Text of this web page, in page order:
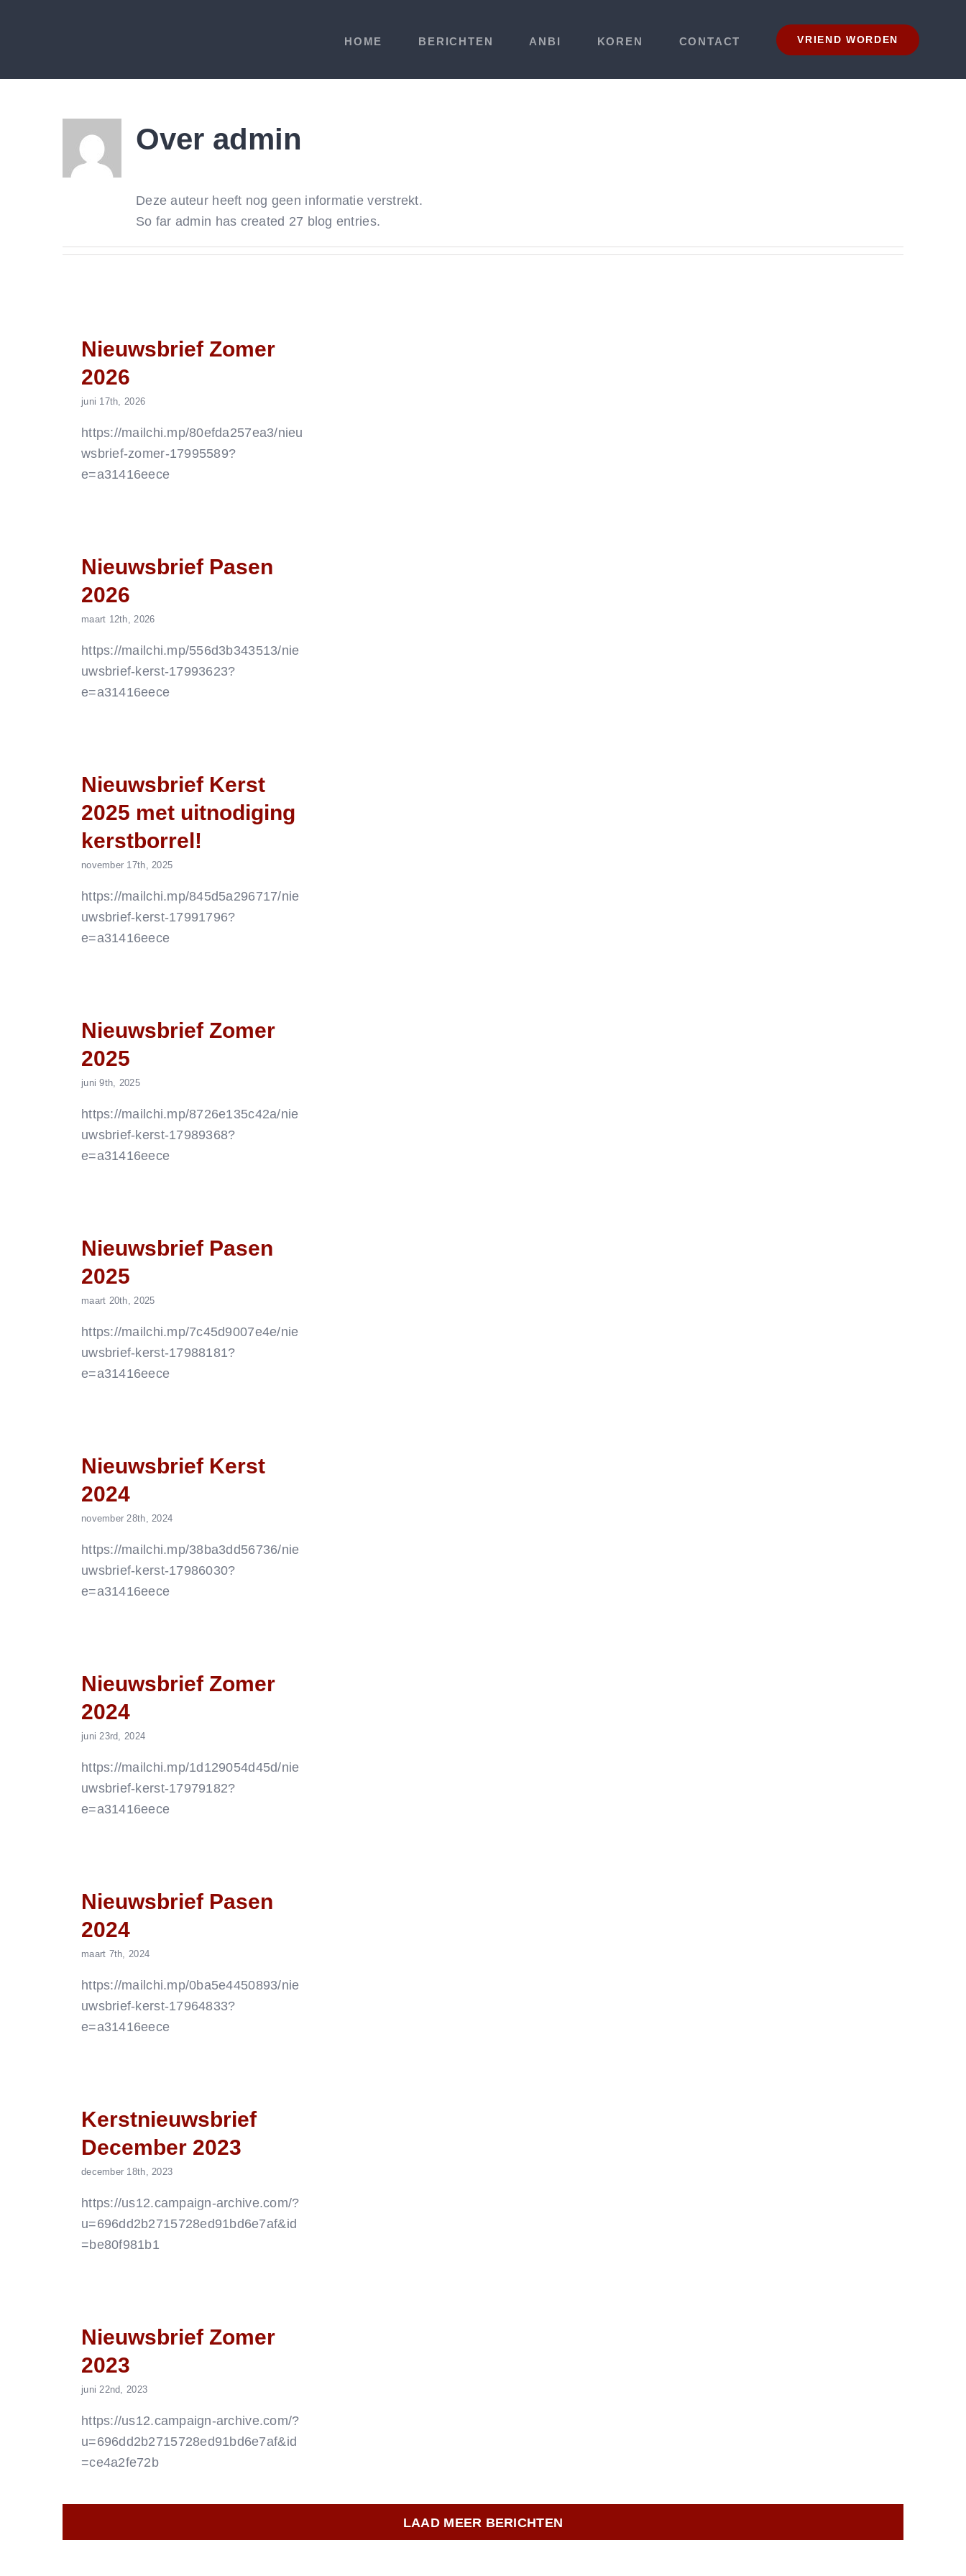
HOME BERICHTEN ANBI KOREN CONTACT VRIEND WORDEN
Over admin
Deze auteur heeft nog geen informatie verstrekt.
So far admin has created 27 blog entries.
Nieuwsbrief Zomer
2026
juni 17th, 2026
https://mailchi.mp/80efda257ea3/nieu
wsbrief-zomer-17995589?
e=a31416eece
Nieuwsbrief Pasen
2026
maart 12th, 2026
https://mailchi.mp/556d3b343513/nie
uwsbrief-kerst-17993623?
e=a31416eece
Nieuwsbrief Kerst
2025 met uitnodiging
kerstborrel!
november 17th, 2025
https://mailchi.mp/845d5a296717/nie
uwsbrief-kerst-17991796?
e=a31416eece
Nieuwsbrief Zomer
2025
juni 9th, 2025
https://mailchi.mp/8726e135c42a/nie
uwsbrief-kerst-17989368?
e=a31416eece
Nieuwsbrief Pasen
2025
maart 20th, 2025
https://mailchi.mp/7c45d9007e4e/nie
uwsbrief-kerst-17988181?
e=a31416eece
Nieuwsbrief Kerst
2024
november 28th, 2024
https://mailchi.mp/38ba3dd56736/nie
uwsbrief-kerst-17986030?
e=a31416eece
Nieuwsbrief Zomer
2024
juni 23rd, 2024
https://mailchi.mp/1d129054d45d/nie
uwsbrief-kerst-17979182?
e=a31416eece
Nieuwsbrief Pasen
2024
maart 7th, 2024
https://mailchi.mp/0ba5e4450893/nie
uwsbrief-kerst-17964833?
e=a31416eece
Kerstnieuwsbrief
December 2023
december 18th, 2023
https://us12.campaign-archive.com/?
u=696dd2b2715728ed91bd6e7af&id
=be80f981b1
Nieuwsbrief Zomer
2023
juni 22nd, 2023
https://us12.campaign-archive.com/?
u=696dd2b2715728ed91bd6e7af&id
=ce4a2fe72b
LAAD MEER BERICHTEN